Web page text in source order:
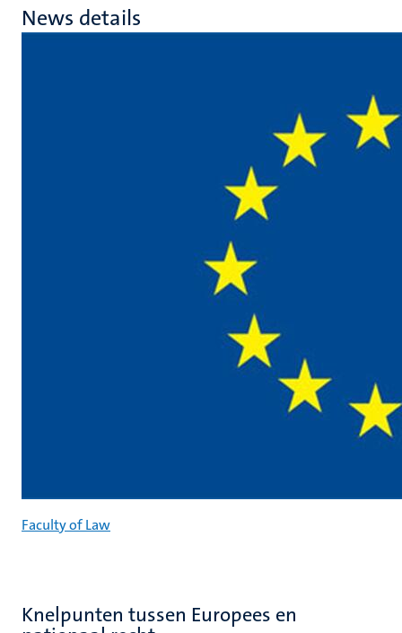
News details
Faculty of Law
Knelpunten tussen Europees en